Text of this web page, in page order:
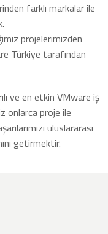
farklı markalar ile
projelerimizden
Türkiye tarafından
ve en etkin VMware iş
onlarca proje ile
uluslararası
getirmektir.